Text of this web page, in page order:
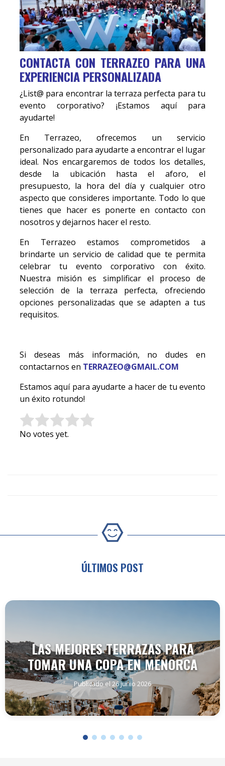
CONTACTA CON TERRAZEO PARA UNA
EXPERIENCIA PERSONALIZADA
¿List@ para encontrar la terraza perfecta para tu
evento corporativo? ¡Estamos aquí para
ayudarte!
En Terrazeo, ofrecemos un servicio
personalizado para ayudarte a encontrar el lugar
ideal. Nos encargaremos de todos los detalles,
desde la ubicación hasta el aforo, el
presupuesto, la hora del día y cualquier otro
aspecto que consideres importante. Todo lo que
tienes que hacer es ponerte en contacto con
nosotros y dejarnos hacer el resto.
En Terrazeo estamos comprometidos a
brindarte un servicio de calidad que te permita
celebrar tu evento corporativo con éxito.
Nuestra misión es simplificar el proceso de
selección de la terraza perfecta, ofreciendo
opciones personalizadas que se adapten a tus
requisitos.
Si deseas más información, no dudes en
contactarnos en TERRAZEO@GMAIL.COM
Estamos aquí para ayudarte a hacer de tu evento
un éxito rotundo!
Rate this item:
No votes yet.
ÚLTIMOS POST
LAS MEJORES TERRAZAS PARA
TOMAR UNA COPA EN MENORCA
Publicado el 26 junio 2026